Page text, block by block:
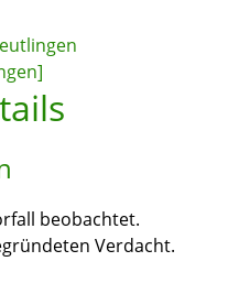
beobachtet.
Verdacht.